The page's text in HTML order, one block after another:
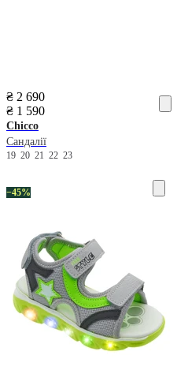
₴ 2 690
₴ 1 590
Chicco
Сандалії
19 20 21 22 23
−45%